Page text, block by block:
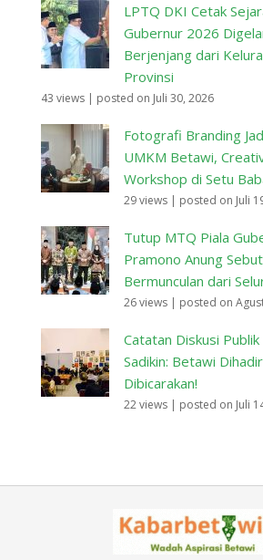
LPTQ DKI Cetak
Gubernur 2026
Berjenjang dari
Provinsi
43 views | posted on Juli 30, 2026
Fotografi Branding
UMKM Betawi,
Workshop di Setu
29 views | posted on Juli
Tutup MTQ Piala
Pramono Anung
Bermunculan dari
26 views | posted on
Catatan Diskusi
Sadikin: Betawi
Dibicarakan!
22 views | posted on Juli